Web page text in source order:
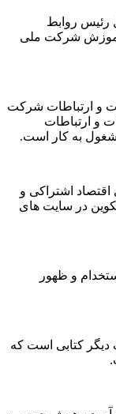
رئیس روابط
آموزش شرکت ملی
و ارتباطات شرکت
و ارتباطات
به کار است.
اقتصاد اشتراکی و
در سایت های
و ظهور
کتابی است که